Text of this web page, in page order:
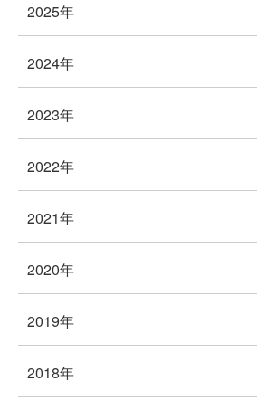
2025年
2024年
2023年
2022年
2021年
2020年
2019年
2018年